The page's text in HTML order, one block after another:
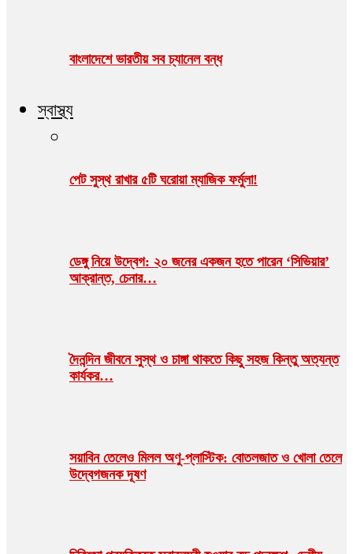
বাংলাদেশে ভারতীয় সব চ্যানেল বন্ধ
স্বাস্থ্য
পেট সুস্থ রাখার ৫টি ঘরোয়া ম্যাজিক ফর্মুলা!
ডেঙ্গু নিয়ে উদ্বেগ: ২০ জনের একজন হতে পারেন ‘সিভিয়ার’
আক্রান্ত, চেনার…
দৈনন্দিন জীবনে সুস্থ ও চাঙ্গা থাকতে কিছু সহজ কিন্তু অত্যন্ত
কার্যকর…
সয়াবিন তেলেও মিলল অণু-প্লাস্টিক: বোতলজাত ও খোলা তেলে
উদ্বেগজনক দূষণ